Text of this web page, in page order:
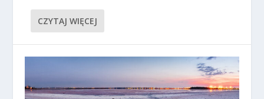
CZYTAJ WIĘCEJ